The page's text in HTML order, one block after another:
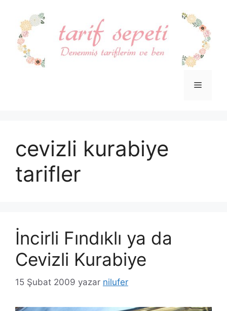
Menü
cevizli kurabiye
tarifler
İncirli Fındıklı ya da
Cevizli Kurabiye
15 Şubat 2009 yazar nilufer